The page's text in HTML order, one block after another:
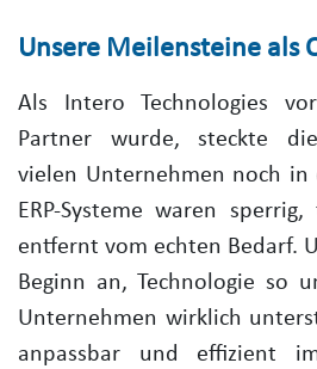
Unsere Meilensteine als
Als Intero Technologies
Partner wurde, steckte
vielen Unternehmen noch in
ERP-Systeme waren
entfernt vom echten Bedarf.
Beginn an, Technologie so
Unternehmen wirklich
anpassbar und effizient